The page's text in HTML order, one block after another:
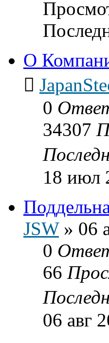
О
0
34307
18 июл
JSW» 06
0
66
06 авг